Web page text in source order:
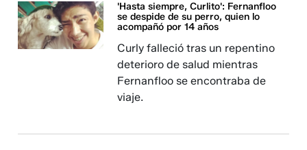
'Hasta siempre, Curlito': Fernanfloo
se despide de su perro, quien lo
acompañó por 14 años
Curly falleció tras un repentino
deterioro de salud mientras
Fernanfloo se encontraba de
viaje.